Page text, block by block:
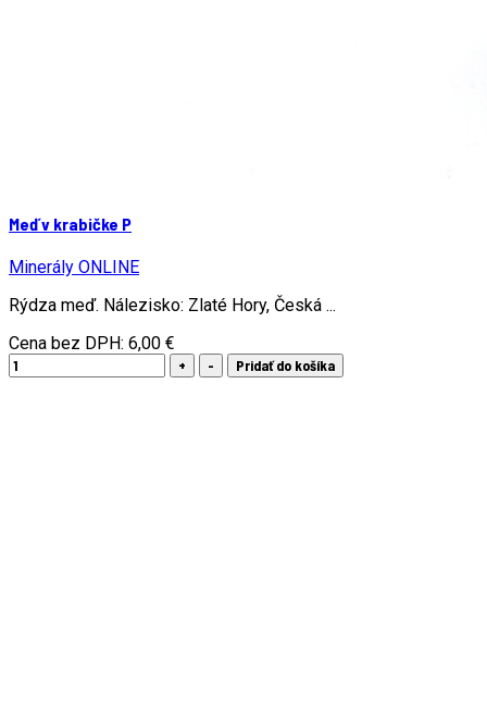
Meď v krabičke P
Minerály ONLINE
Rýdza meď. Nálezisko: Zlaté Hory, Česká ...
Cena bez DPH: 6,00 €